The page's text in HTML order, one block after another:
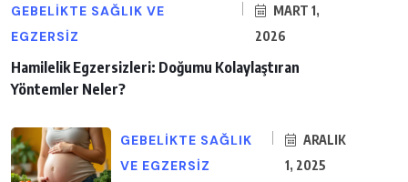
GEBELIKTE SAĞLIK VE
EGZERSIZ
MART 1,
2026
Hamilelik Egzersizleri: Doğumu Kolaylaştıran
Yöntemler Neler?
GEBELIKTE SAĞLIK
VE EGZERSIZ
ARALIK
1, 2025